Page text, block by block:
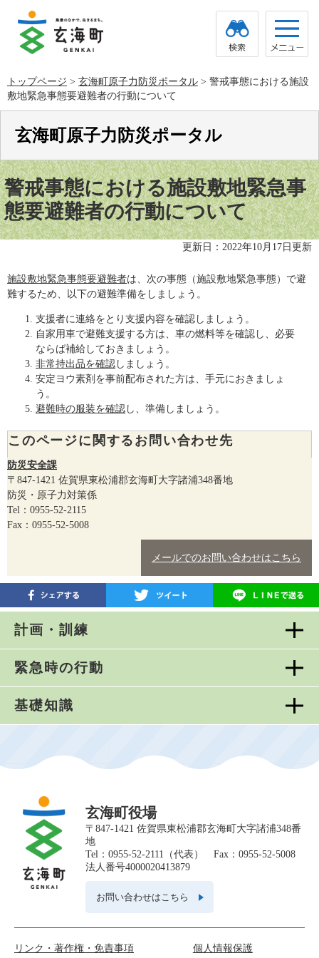
で
す。
ば
し
て
トップページ > 玄海町原子力防災ポータル > 警戒事態における施設
敷地緊急事態要避難者の行動について
玄海町原子力防災ポータル
計画・訓練
緊急時の行動
基礎知識
本
文警戒事態における施設敷地緊急事
態要避難者の行動について
更新日：2022年10月17日更新
施設敷地緊急事態要避難者は、次の事態（施設敷地緊急事態）で避
難するため、以下の避難準備をしましょう。
支援者に連絡をとり支援内容を確認しましょう。
自家用車で避難支援する方は、車の燃料等を確認し、必要
ならば補給しておきましょう。
非常持出品を確認 しましょう。
安定ヨウ素剤を事前配布された方は、手元におきましょ
う。
避難時の服装を確認 し、準備しましょう。
このページに関するお問い合わせ先
防災安全課
〒847-1421 佐賀県東松浦郡玄海町大字諸浦348番地
防災・原子力対策係
Tel：0955-52-2115
Fax：0955-52-5008
メールでのお問い合わせはこちら
玄海町役場
〒847-1421 佐賀県東松浦郡玄海町大字諸浦348番
地
Tel：0955-52-2111（代表） Fax：0955-52-5008
法人番号4000020413879
お問い合わせはこちら
リンク・著作権・免責事項 個人情報保護